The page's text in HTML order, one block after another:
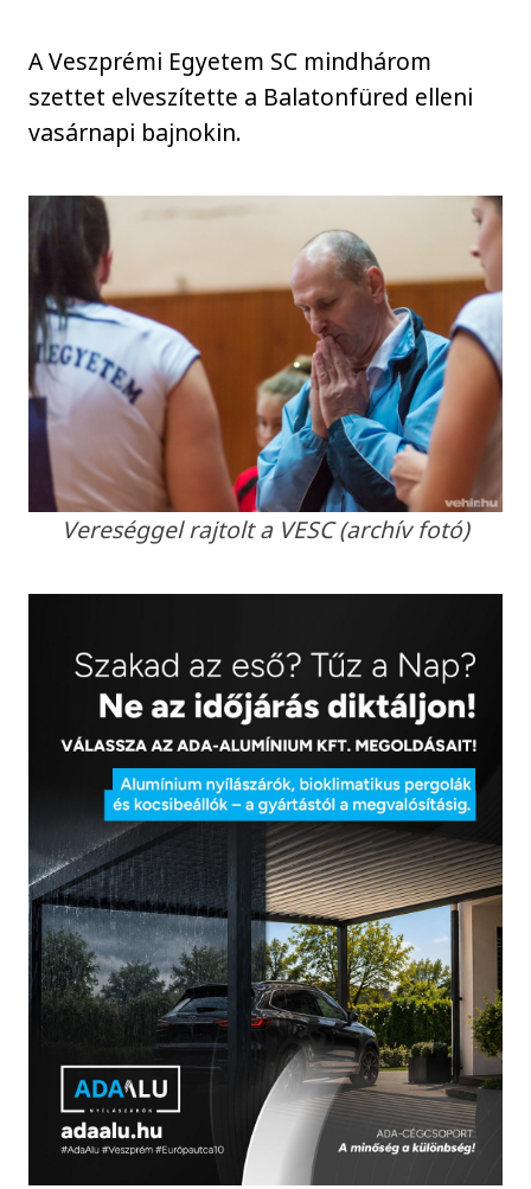
A Veszprémi Egyetem SC mindhárom
szettet elveszítette a Balatonfüred elleni
vasárnapi bajnokin.
Vereséggel rajtolt a VESC (archív fotó)